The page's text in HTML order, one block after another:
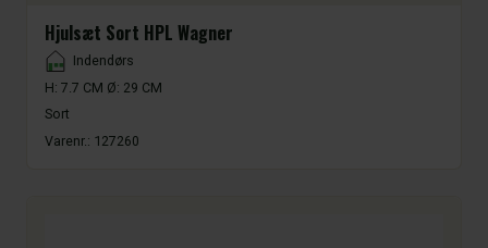
Hjulsæt Sort HPL Wagner
Placement
Indendørs
H: 7.7 CM Ø: 29 CM
Sort
Varenr.: 127260